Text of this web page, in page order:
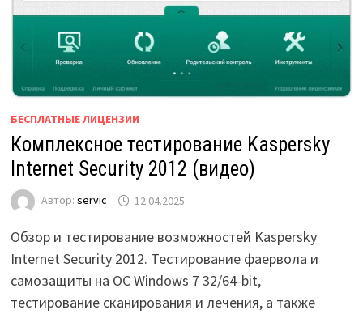
БЕСПЛАТНЫЕ ЛИЦЕНЗИИ
Комплексное тестирование Kaspersky
Internet Security 2012 (видео)
Автор: servic 12.04.2025
Обзор и тестирование возможностей Kaspersky
Internet Security 2012. Тестирование фаервола и
самозащиты на ОС Windows 7 32/64-bit,
тестирование сканирования и лечения, а также